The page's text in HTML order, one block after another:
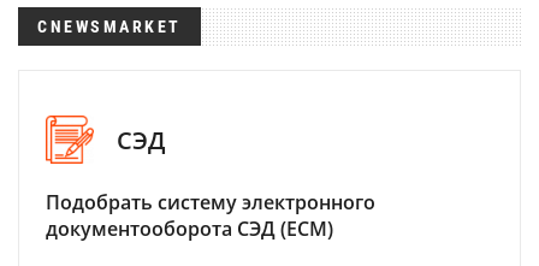
CNEWSMARKET
СЭД
Подобрать систему электронного
документооборота СЭД (ECM)